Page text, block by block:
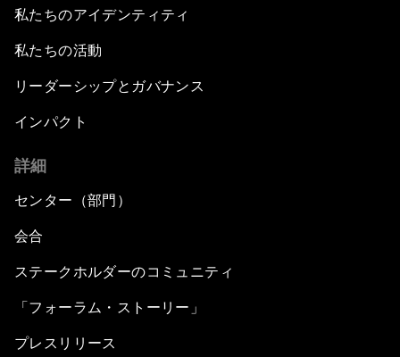
私たちのアイデンティティ
私たちの活動
リーダーシップとガバナンス
インパクト
詳細
センター（部門）
会合
ステークホルダーのコミュニティ
「フォーラム・ストーリー」
プレスリリース